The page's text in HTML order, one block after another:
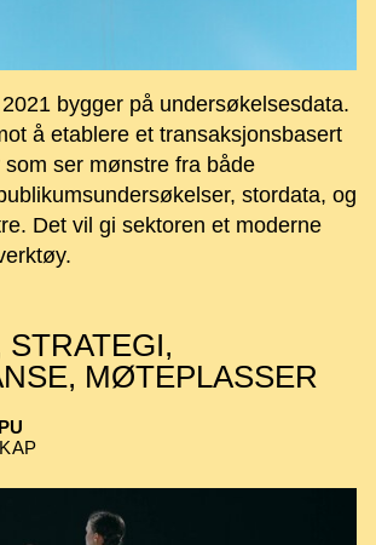
bygger på undersøkelsesdata.
å etablere et transaksjonsbasert
ser mønstre fra både
stordata, og
Det vil gi sektoren et moderne
STRATEGI,
MØTEPLASSER